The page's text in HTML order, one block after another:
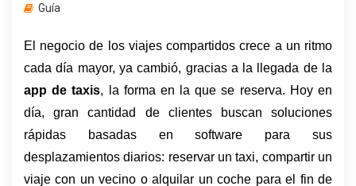
Guía
El negocio de los viajes compartidos crece a un ritmo
app de taxis, la forma en la que se reserva. Hoy en
día, gran cantidad de clientes buscan soluciones
rápidas basadas en software para sus
desplazamientos diarios: reservar un taxi, compartir un
viaje con un vecino o alquilar un coche para el fin de